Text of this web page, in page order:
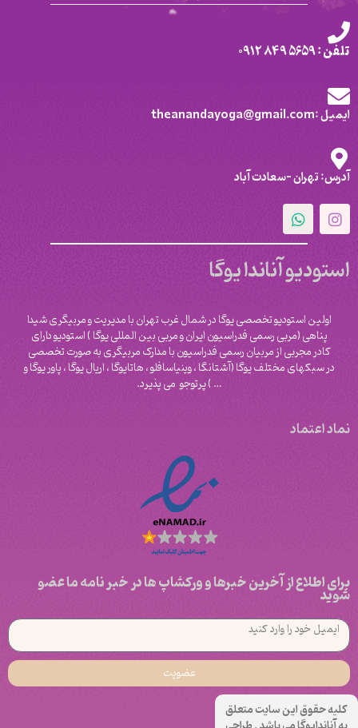
تلفن : 5659 849 0912
ایمیل :theanandayoga@gmail.com
آدرس: تهران -سعادت آباد
استودیو آناندا یوگا
اولین استودیو تخصصی یوگا در شمال غرب تهران با مدیریت و مربیگری شیدا
پناهی (مربی رسمی فدراسیون ایران و مربی بین المللی یوگا ) استودیو دارای
کادر مجربی از مربیان رسمی فدراسیون با مدارک مربیگری به صورت تخصصی
در سبکهای مختلف یوگا (آشتانگا ، وینیاسافلو ، هاتایوگا ، اریال یوگا ، پاور یوگا و
‌… ) پرتوجو می پذیرد.
نماد اعتماد
برای اطلاع از آخرین خبرها و ورکشاپ ها در خبر نامه ما عضو
شوید
عضویت
کلیه حقوق این سایت متعلق